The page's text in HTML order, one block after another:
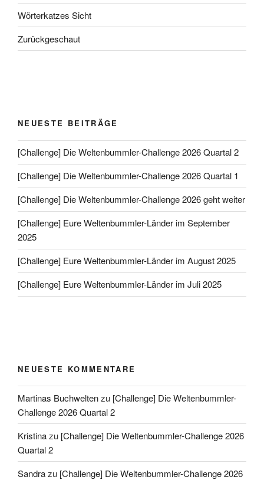
Wörterkatzes Sicht
Zurückgeschaut
NEUESTE BEITRÄGE
[Challenge] Die Weltenbummler-Challenge 2026 Quartal 2
[Challenge] Die Weltenbummler-Challenge 2026 Quartal 1
[Challenge] Die Weltenbummler-Challenge 2026 geht weiter
[Challenge] Eure Weltenbummler-Länder im September
2025
[Challenge] Eure Weltenbummler-Länder im August 2025
[Challenge] Eure Weltenbummler-Länder im Juli 2025
NEUESTE KOMMENTARE
Martinas Buchweltenzu [Challenge] Die Weltenbummler-
Challenge 2026 Quartal 2
Kristinazu [Challenge] Die Weltenbummler-Challenge 2026
Quartal 2
Sandrazu [Challenge] Die Weltenbummler-Challenge 2026